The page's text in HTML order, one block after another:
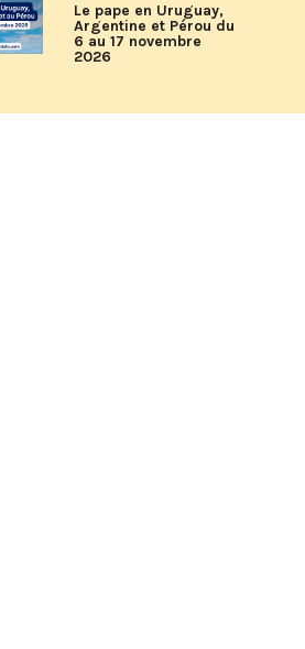
Le pape en Uruguay,
Argentine et Pérou du
6 au 17 novembre
2026